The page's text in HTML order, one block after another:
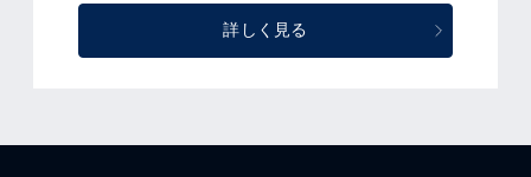
詳しく見る